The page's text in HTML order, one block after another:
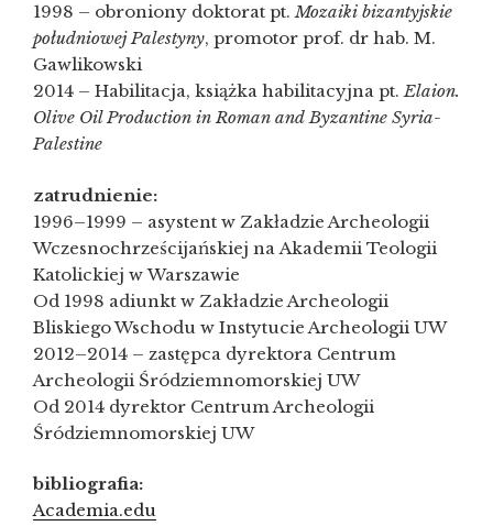
1998 – obroniony doktorat pt. Mozaiki bizantyjskie
południowej Palestyny, promotor prof. dr hab. M.
Gawlikowski
2014 – Habilitacja, książka habilitacyjna pt.Elaion.
Olive Oil Production in Roman and Byzantine Syria-
Palestine
zatrudnienie:
1996–1999 – asystent w Zakładzie Archeologii
Wczesnochrześcijańskiej na Akademii Teologii
Katolickiej w Warszawie
Od 1998 adiunkt w Zakładzie Archeologii
Bliskiego Wschodu w Instytucie Archeologii UW
2012–2014 – zastępca dyrektora Centrum
Archeologii Śródziemnomorskiej UW
Od 2014 dyrektor Centrum Archeologii
Śródziemnomorskiej UW
bibliografia:
Academia.edu